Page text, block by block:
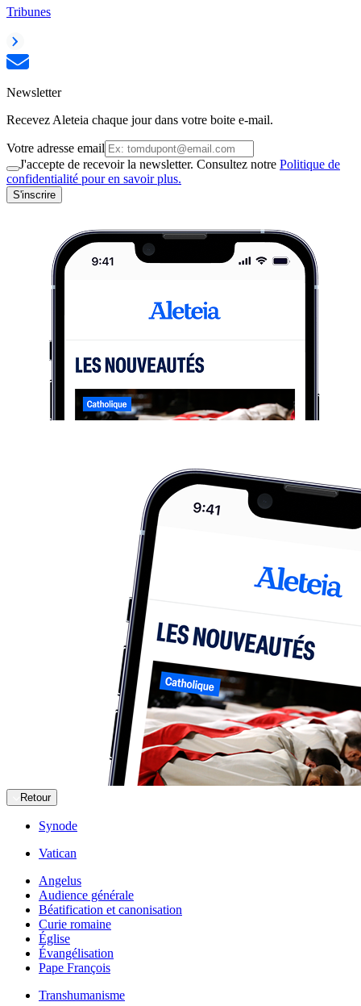
Tribunes
Newsletter
Recevez Aleteia chaque jour dans votre boite e-mail.
Votre adresse email
J'accepte de recevoir la newsletter. Consultez notre Politique de
confidentialité pour en savoir plus.
S'inscrire
Retour
Synode
Vatican
Angelus
Audience générale
Béatification et canonisation
Curie romaine
Église
Évangélisation
Pape François
Transhumanisme